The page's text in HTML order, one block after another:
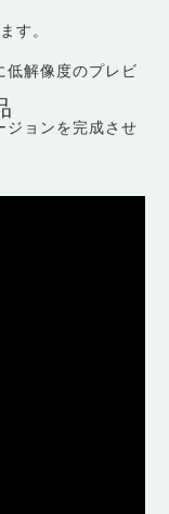
す。
低解像度のプレビ
ジョンを完成させ